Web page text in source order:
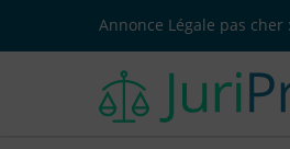
Annonce Légale pas